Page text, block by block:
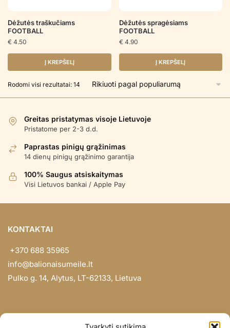
Dėžutės traškučiams
FOOTBALL
€ 4.50
Į KREPŠELĮ
Dėžutės spragėsiams
FOOTBALL
€ 4.90
Į KREPŠELĮ
Rodomi visi rezultatai: 14 Rūšiuojama
Greitas pristatymas visoje Lietuvoje
Pristatome per 2-3 d.d.
Paprastas pinigų grąžinimas
14 dienų pinigų grąžinimo garantija
100% Saugus atsiskaitymas
Visi Lietuvos bankai / Apple Pay
KONTAKTAI
+370 688 35965
info@balionaisumeile.lt
Pulko g. 14, Alytus, LT-62133, Lietuva